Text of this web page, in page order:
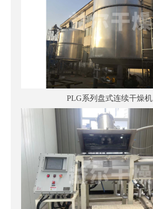
PLG系列盘式连续干燥机